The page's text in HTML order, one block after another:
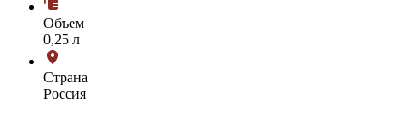
Объем
0,25 л
Страна
Россия